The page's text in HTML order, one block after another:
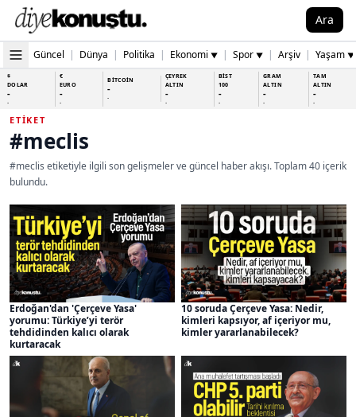
Ara
Güncel | Dünya | Politika | Ekonomi ▼ | Spor ▼ | Arşiv | Yaşam ▼
$
DOLAR
-
-
€
EURO
-
-
BİTCOİN
-
-
ÇEYREK
ALTIN
-
-
BİST
100
-
-
GRAM
ALTIN
-
-
TAM
ALTIN
-
-
ETIKET
#meclis
#meclis etiketiyle ilgili son gelişmeler ve güncel haber akışı. Toplam 40 içerik
bulundu.
Erdoğan'dan 'Çerçeve Yasa'
yorumu: Türkiye’yi terör
tehdidinden kalıcı olarak
kurtaracak
10 soruda Çerçeve Yasa: Nedir,
kimleri kapsıyor, af içeriyor mu,
kimler yararlanabilecek?